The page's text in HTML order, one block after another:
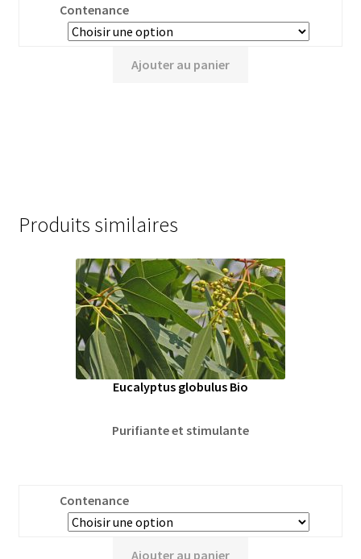
Contenance
Ajouter au panier
Produits similaires
Eucalyptus globulus Bio
Purifiante et stimulante
Contenance
Ajouter au panier